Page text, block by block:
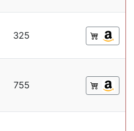
325
755